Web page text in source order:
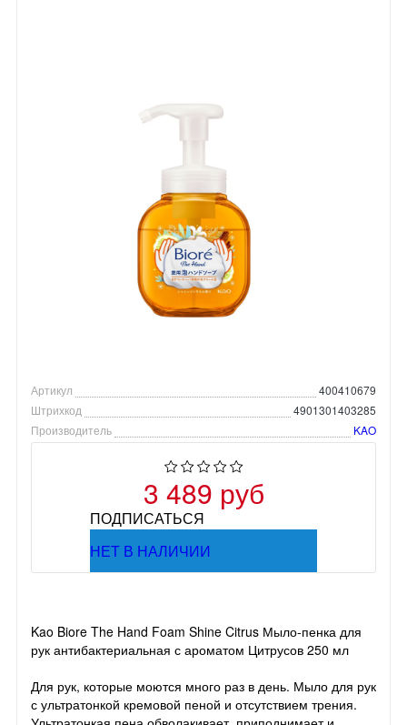
Артикул
400410679
Штрихкод
4901301403285
Производитель
KAO
3 489 руб
ПОДПИСАТЬСЯ
НЕТ В НАЛИЧИИ
Kao Biore The Hand Foam Shine Citrus Мыло-пенка для
рук антибактериальная с ароматом Цитрусов 250 мл
Для рук, которые моются много раз в день. Мыло для рук
с ультратонкой кремовой пеной и отсутствием трения.